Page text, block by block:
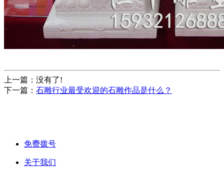
上一篇：没有了!
下一篇： 石雕行业最受欢迎的石雕作品是什么？
免费拨号
关于我们